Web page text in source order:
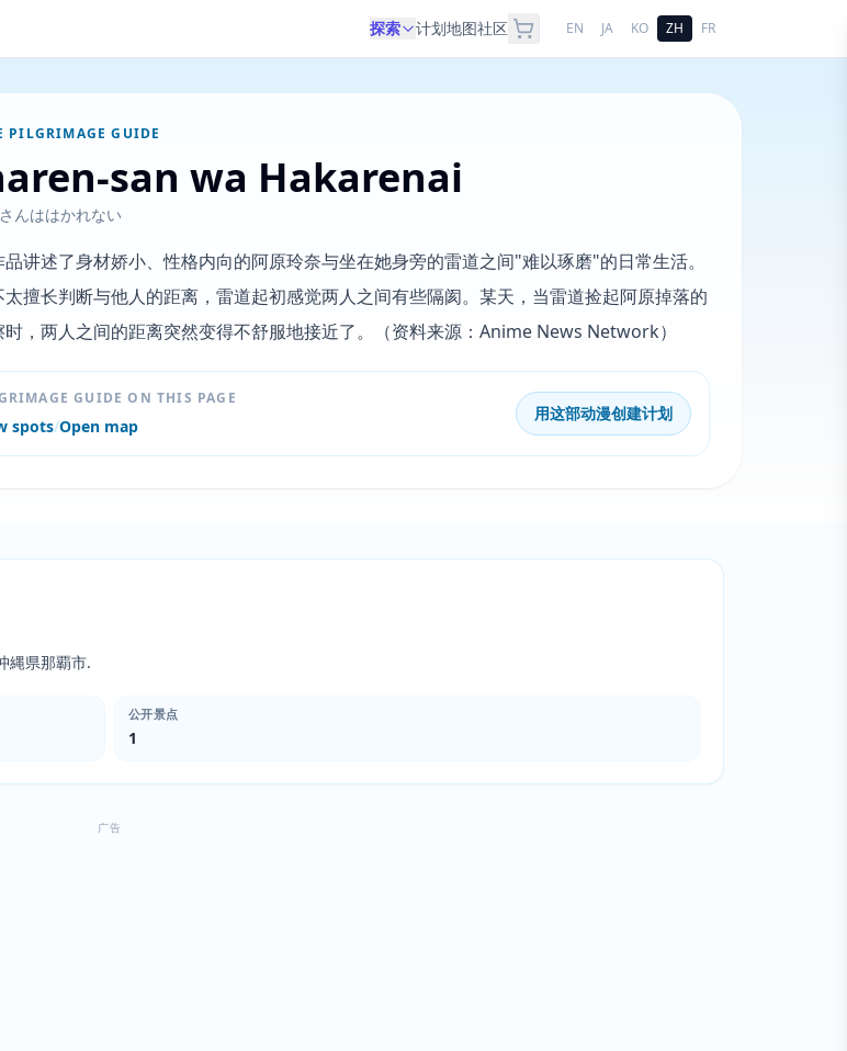
探索 计划地图社区 EN JA KO ZH FR
PILGRIMAGE GUIDE
san wa Hakarenai
んははかれない
讲述了身材娇小、性格内向的阿原玲奈与坐在她身旁的雷道之间"难以琢磨"的日常生活。
太擅长判断与他人的距离，雷道起初感觉两人之间有些隔阂。某天，当雷道捡起阿原掉落的
时，两人之间的距离突然变得不舒服地接近了。（资料来源：Anime News Network）
GUIDE ON THIS PAGE
spots/Open map
用这部动漫创建计划
県那覇市.
公开景点
1
广告